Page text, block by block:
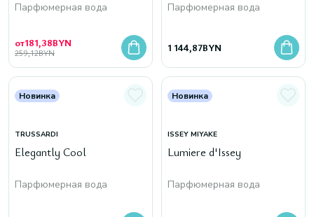
Парфюмерная вода
от181,38BYN
259,12BYN
Парфюмерная вода
1 144,87BYN
Новинка
TRUSSARDI
Elegantly Cool
Парфюмерная вода
Новинка
ISSEY MIYAKE
Lumiere d'Issey
Парфюмерная вода